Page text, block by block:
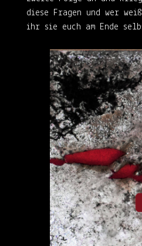
diese Fragen und wer
ihr sie euch am Ende